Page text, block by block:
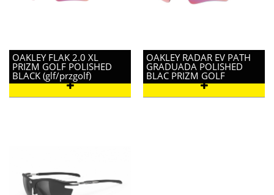
OAKLEY FLAK 2.0 XL
PRIZM GOLF POLISHED
BLACK (glf/przgolf)
OAKLEY RADAR EV PATH
GRADUADA POLISHED
BLAC PRIZM GOLF